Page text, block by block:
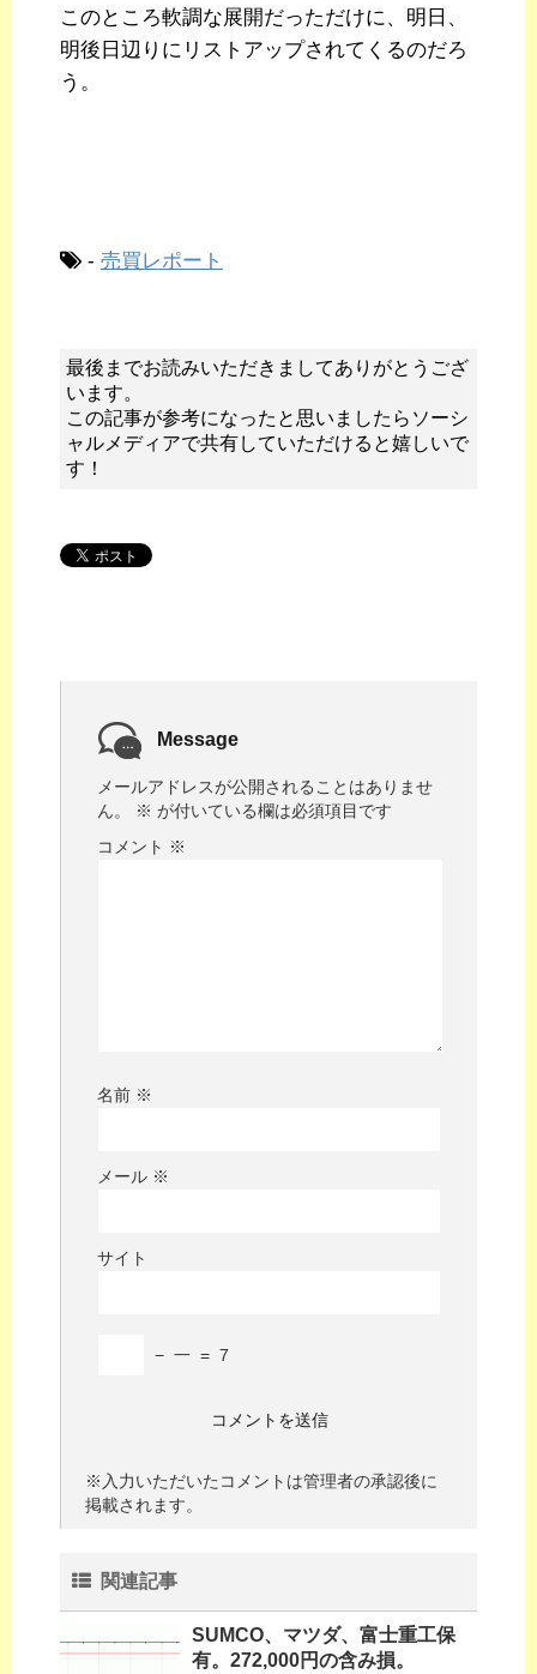
このところ軟調な展開だっただけに、明日、
明後日辺りにリストアップされてくるのだろ
う。
- 売買レポート
最後までお読みいただきましてありがとうござ
います。
この記事が参考になったと思いましたらソーシ
ャルメディアで共有していただけると嬉しいで
す！
Message
メールアドレスが公開されることはありませ
ん。
※ が付いている欄は必須項目です
コメント ※
名前 ※
メール ※
サイト
− 一 = 7
※入力いただいたコメントは管理者の承認後に
掲載されます。
関連記事
SUMCO、マツダ、富士重工保
有。272,000円の含み損。